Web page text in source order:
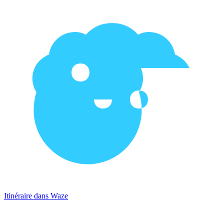
Itinéraire dans Waze